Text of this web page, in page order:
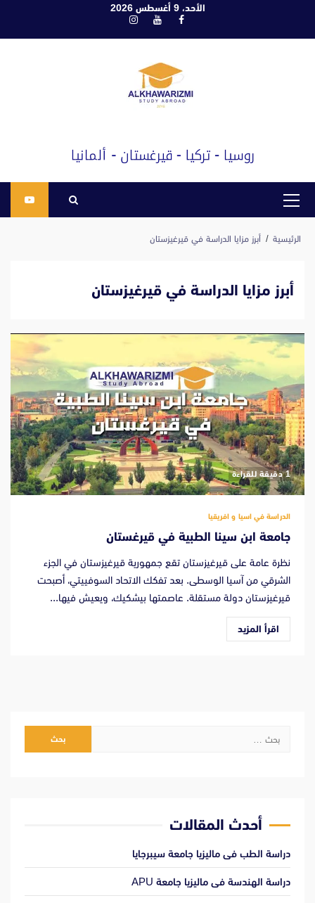
الأحد، 9 أغسطس 2026
فيسبوكيوتيوبانستغرام
القائمة
الرئيسية أبرز مزايا الدراسة في قيرغيزستان
أبرز مزايا الدراسة في قيرغيزستان
‫1 دقيقة للقراءة
الدراسة في اسيا و افريقيا
جامعة ابن سينا الطبية في قيرغستان
نظرة عامة على قيرغيزستان تقع جمهورية قيرغيزستان في الجزء
الشرقي من آسيا الوسطى. بعد تفكك الاتحاد السوفييتي، أصبحت
قيرغيزستان دولة مستقلة. عاصمتها بيشكيك، ويعيش فيها...
اقرأ المزيد
البحث
أحدث المقالات
دراسة الطب فى ماليزيا جامعة سيبرجايا
دراسة الهندسة فى ماليزيا جامعة APU